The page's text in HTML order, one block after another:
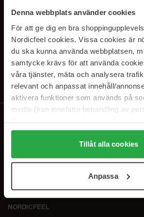
Denna webbplats använder cookies
För att ge dig en bra
Nordicfeel cookies. Vissa cookies är
du ska kunna använda webbplatsen,
samtycke krävs för att använda
våra tjänster, mäta och analysera
relevant och anpassat innehåll/
aktivera funktioner som används på
media (kan innefatta behandling av
Genom att trycka på "Tillåt alla
alla cookies, medan du under
användningen av cookies. Du kan när
samt vår Integritetspolicy.
Tillåt alla cookies
Anpassa
SUBSCRIBE TO OUR
NEWSLETTER
E-postadresse
Ved å abonnere godtar du vår
NORDICFEEL